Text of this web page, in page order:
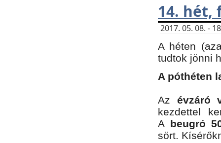
14. hét,
2017. 05. 08. -
A héten
tudtok jönni
A póthéten
Az évzáró
kezdettel
A beugró
sört.